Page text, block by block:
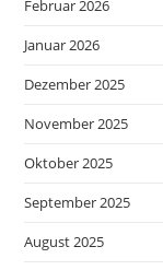
Februar 2026
Januar 2026
Dezember 2025
November 2025
Oktober 2025
September 2025
August 2025